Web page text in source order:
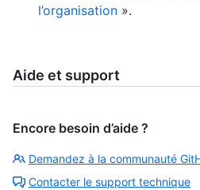
l’organisation ».
Aide et support
Encore besoin d’aide ?
Demandez à la communauté
Contacter le support technique